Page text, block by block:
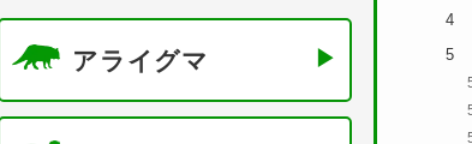
アライグマ